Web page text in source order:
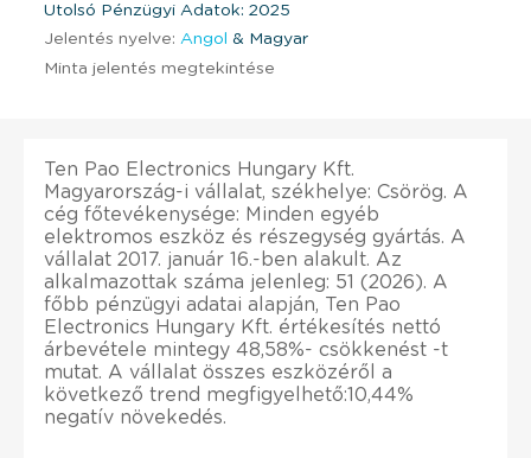
Utolsó Pénzügyi Adatok: 2025
Jelentés nyelve: Angol & Magyar
Minta jelentés megtekintése
Ten Pao Electronics Hungary Kft.
Magyarország-i vállalat, székhelye: Csörög. A
cég főtevékenysége: Minden egyéb
elektromos eszköz és részegység gyártás. A
vállalat 2017. január 16.-ben alakult. Az
alkalmazottak száma jelenleg: 51 (2026). A
főbb pénzügyi adatai alapján, Ten Pao
Electronics Hungary Kft. értékesítés nettó
árbevétele mintegy 48,58%- csökkenést -t
mutat. A vállalat összes eszközéről a
következő trend megfigyelhető:10,44%
negatív növekedés.